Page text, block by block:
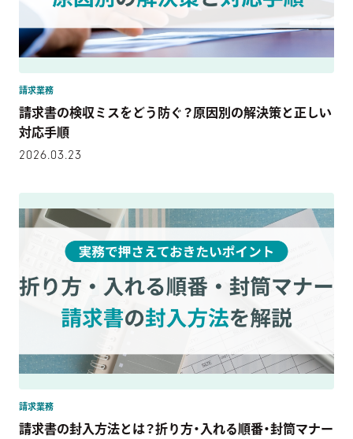
請求業務
請求書の検収ミスをどう防ぐ？原因別の解決策と正しい
対応手順
2026.03.23
請求業務
請求書の封入方法とは？折り方・入れる順番・封筒マナー